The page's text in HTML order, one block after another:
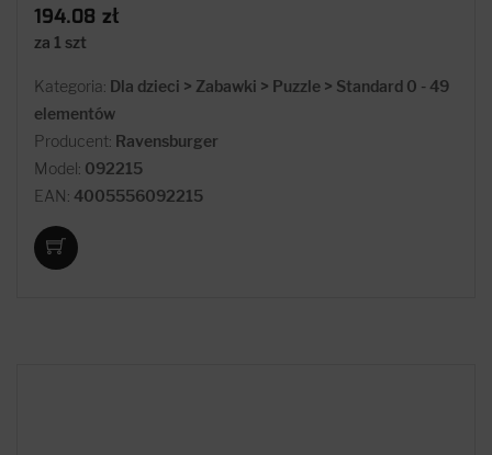
194.08 zł
za 1 szt
Kategoria: Dla dzieci > Zabawki > Puzzle > Standard 0 - 49
elementów
Producent: Ravensburger
Model: 092215
EAN: 4005556092215